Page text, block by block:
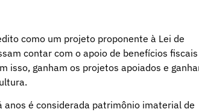
como um projeto proponente à Lei de
contar com o apoio de benefícios fiscais
isso, ganham os projetos apoiados e
anos é considerada patrimônio imaterial de